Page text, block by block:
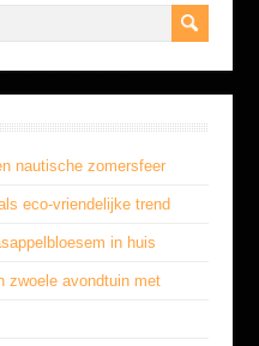
nautische zomersfeer
eco-vriendelijke trend
in huis
zwoele avondtuin met